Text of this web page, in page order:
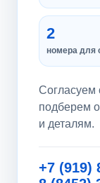
2
номера для
Согласуем
подберем
и деталям.
+7 (919)